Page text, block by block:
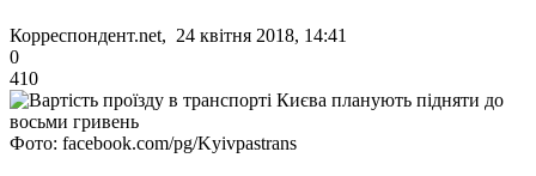
Корреспондент.net, 24 квітня 2018, 14:41
0
410
Фото: facebook.com/pg/Kyivpastrans